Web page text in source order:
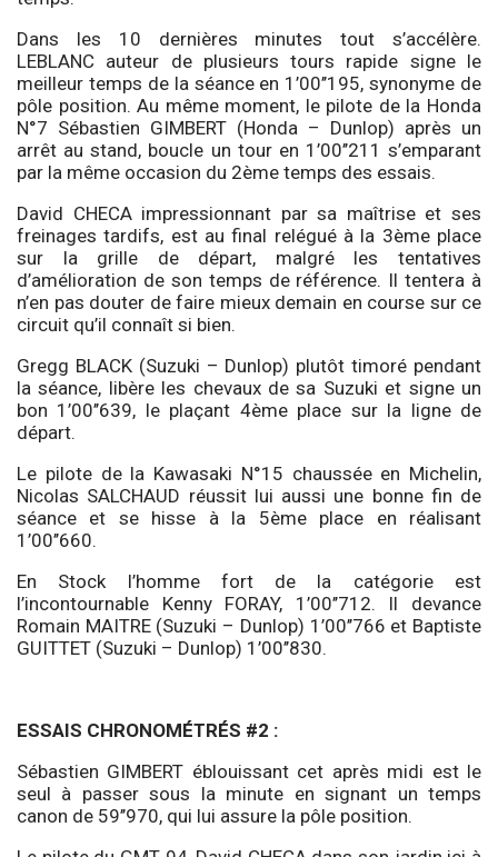
Dans les 10 dernières minutes tout s’accélère.
LEBLANC auteur de plusieurs tours rapide signe le
meilleur temps de la séance en 1’00’’195, synonyme de
pôle position. Au même moment, le pilote de la Honda
N°7 Sébastien GIMBERT (Honda – Dunlop) après un
arrêt au stand, boucle un tour en 1’00’’211 s’emparant
par la même occasion du 2ème temps des essais.
David CHECA impressionnant par sa maîtrise et ses
freinages tardifs, est au final relégué à la 3ème place
sur la grille de départ, malgré les tentatives
d’amélioration de son temps de référence. Il tentera à
n’en pas douter de faire mieux demain en course sur ce
circuit qu’il connaît si bien.
Gregg BLACK (Suzuki – Dunlop) plutôt timoré pendant
la séance, libère les chevaux de sa Suzuki et signe un
bon 1’00’’639, le plaçant 4ème place sur la ligne de
départ.
Le pilote de la Kawasaki N°15 chaussée en Michelin,
Nicolas SALCHAUD réussit lui aussi une bonne fin de
séance et se hisse à la 5ème place en réalisant
1’00’’660.
En Stock l’homme fort de la catégorie est
l’incontournable Kenny FORAY, 1’00’’712. Il devance
Romain MAITRE (Suzuki – Dunlop) 1’00’’766 et Baptiste
GUITTET (Suzuki – Dunlop) 1’00’’830.
ESSAIS CHRONOMÉTRÉS #2 :
Sébastien GIMBERT éblouissant cet après midi est le
seul à passer sous la minute en signant un temps
canon de 59’’970, qui lui assure la pôle position.